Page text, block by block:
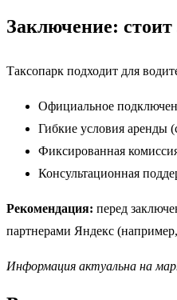
Заключение: стоит
Таксопарк подходит для
Официальное
Гибкие условия аренды
Фиксированная
Консультационная
Рекомендация: перед
партнерами Яндекс
Информация актуальна на